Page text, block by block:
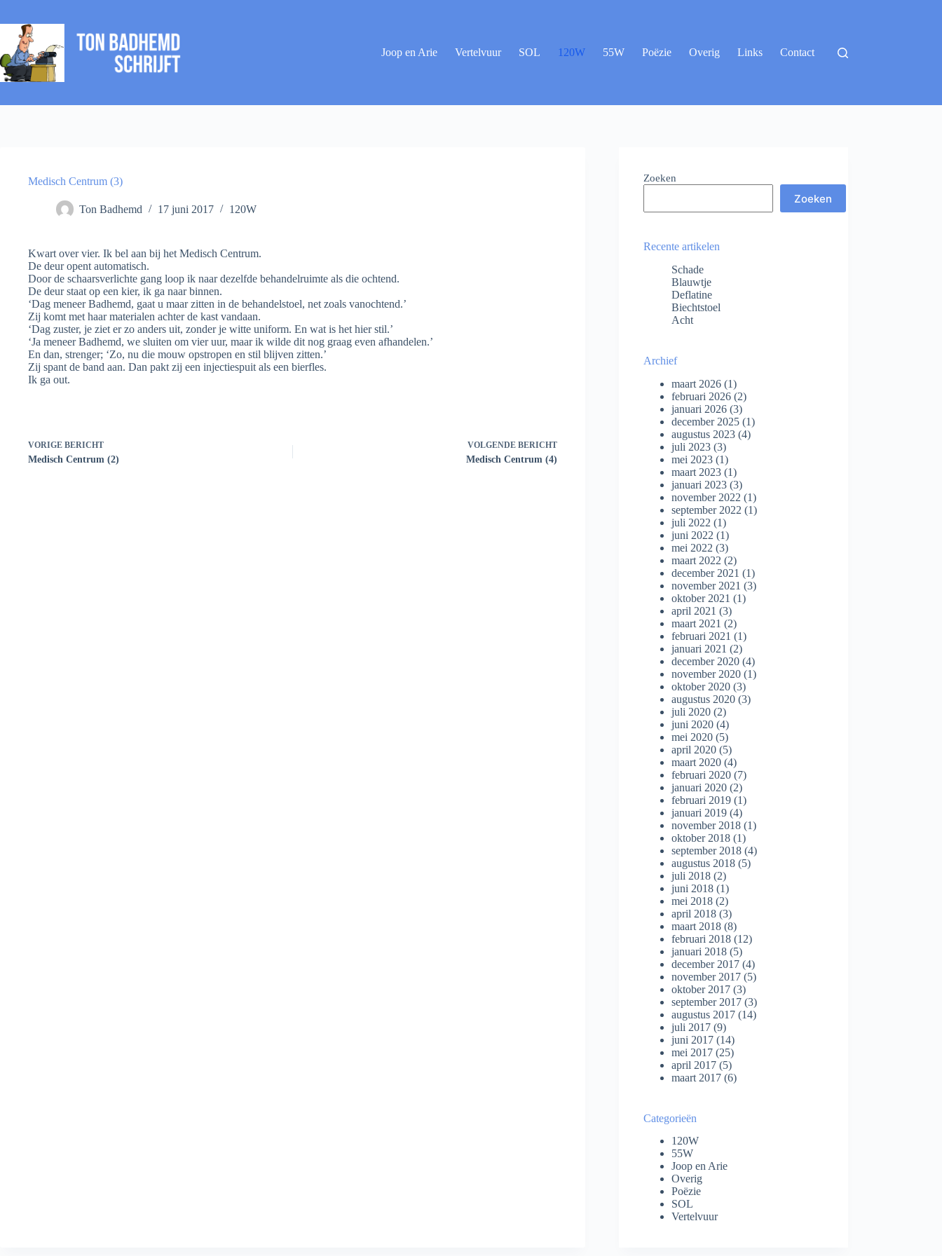
inhoud
Joop en Arie Vertelvuur SOL 120W 55W Poëzie Overig Links Contact
Medisch Centrum (3)
Ton Badhemd 17 juni 2017 120W
Kwart over vier. Ik bel aan bij het Medisch Centrum.
De deur opent automatisch.
Door de schaarsverlichte gang loop ik naar dezelfde behandelruimte als die ochtend.
De deur staat op een kier, ik ga naar binnen.
‘Dag meneer Badhemd, gaat u maar zitten in de behandelstoel, net zoals vanochtend.’
Zij komt met haar materialen achter de kast vandaan.
‘Dag zuster, je ziet er zo anders uit, zonder je witte uniform. En wat is het hier stil.’
‘Ja meneer Badhemd, we sluiten om vier uur, maar ik wilde dit nog graag even afhandelen.’
En dan, strenger; ‘Zo, nu die mouw opstropen en stil blijven zitten.’
Zij spant de band aan. Dan pakt zij een injectiespuit als een bierfles.
Ik ga out.
VORIGE BERICHT
Medisch Centrum (2)
VOLGENDE BERICHT
Medisch Centrum (4)
Zoeken
Zoeken
Recente artikelen
Schade
Blauwtje
Deflatine
Biechtstoel
Acht
Archief
maart 2026 (1)
februari 2026 (2)
januari 2026 (3)
december 2025 (1)
augustus 2023 (4)
juli 2023 (3)
mei 2023 (1)
maart 2023 (1)
januari 2023 (3)
november 2022 (1)
september 2022 (1)
juli 2022 (1)
juni 2022 (1)
mei 2022 (3)
maart 2022 (2)
december 2021 (1)
november 2021 (3)
oktober 2021 (1)
april 2021 (3)
maart 2021 (2)
februari 2021 (1)
januari 2021 (2)
december 2020 (4)
november 2020 (1)
oktober 2020 (3)
augustus 2020 (3)
juli 2020 (2)
juni 2020 (4)
mei 2020 (5)
april 2020 (5)
maart 2020 (4)
februari 2020 (7)
januari 2020 (2)
februari 2019 (1)
januari 2019 (4)
november 2018 (1)
oktober 2018 (1)
september 2018 (4)
augustus 2018 (5)
juli 2018 (2)
juni 2018 (1)
mei 2018 (2)
april 2018 (3)
maart 2018 (8)
februari 2018 (12)
januari 2018 (5)
december 2017 (4)
november 2017 (5)
oktober 2017 (3)
september 2017 (3)
augustus 2017 (14)
juli 2017 (9)
juni 2017 (14)
mei 2017 (25)
april 2017 (5)
maart 2017 (6)
Categorieën
120W
55W
Joop en Arie
Overig
Poëzie
SOL
Vertelvuur